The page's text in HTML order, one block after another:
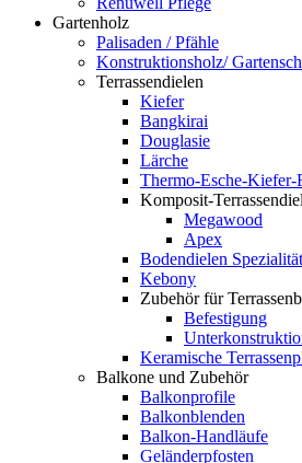
Gartenholz
Palisaden / Pfähle
Konstruktionsholz/
Terrassendielen
Kiefer
Bangkirai
Douglasie
Lärche
Thermo-Esche-Kiefer-
Komposit-
Megawood
Apex
Bodendielen
Kebony
Zubehör für
Befestigung
Keramische
Balkone und Zubehör
Balkonprofile
Balkonblenden
Balkon-Handläufe
Geländerpfosten